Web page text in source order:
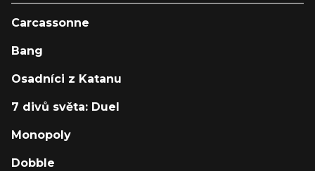
Carcassonne
Bang
Osadníci z Katanu
7 divů světa: Duel
Monopoly
Dobble